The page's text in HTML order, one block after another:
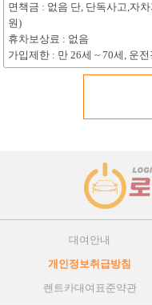
면책금 : 없음 단, 단독사고,자
원)
휴차보상료 : 없음
가입제한 : 만 26세 ~ 70세, 운
대여안내
개인정보취급방침
렌트카대여표준약관